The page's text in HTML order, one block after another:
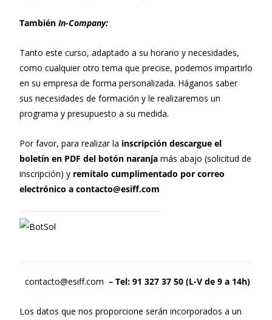
También In-Company:
Tanto este curso, adaptado a su horario y necesidades,
como cualquier otro tema que precise, podemos impartirlo
en su empresa de forma personalizada. Háganos saber
sus necesidades de formación y le realizaremos un
programa y presupuesto a su medida.
Por favor, para realizar la inscripción descargue el
boletín en PDF del botón naranja más abajo (solicitud de
inscripción) y remítalo cumplimentado por correo
electrónico a contacto@esiff.com
contacto@esiff.com – Tel: 91 327 37 50 (L-V de 9 a 14h)
Los datos que nos proporcione serán incorporados a un